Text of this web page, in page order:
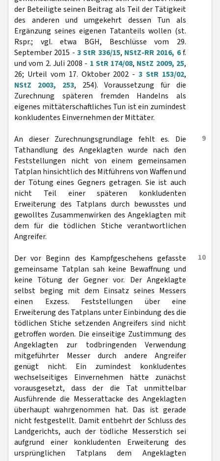
der Beteiligte seinen Beitrag als Teil der Tätigkeit
des anderen und umgekehrt dessen Tun als
Ergänzung seines eigenen Tatanteils wollen (st.
Rspr.; vgl. etwa BGH, Beschlüsse vom 29.
September 2015 - 3 StR 336/15, NStZ-RR 2016, 6f.
und vom 2. Juli 2008 - 1 StR 174/08, NStZ 2009, 25,
26; Urteil vom 17. Oktober 2002 -3 StR 153/02,
NStZ 2003, 253, 254). Voraussetzung für die
Zurechnung späteren fremden Handelns als
eigenes mittäterschaftliches Tun ist ein zumindest
konkludentes Einvernehmen der Mittäter.
9
An dieser Zurechnungsgrundlage fehlt es. Die
Tathandlung des Angeklagten wurde nach den
Feststellungen nicht von einem gemeinsamen
Tatplan hinsichtlich des Mitführens von Waffen und
der Tötung eines Gegners getragen. Sie ist auch
nicht Teil einer späteren konkludenten
Erweiterung des Tatplans durch bewusstes und
gewolltes Zusammenwirken des Angeklagten mit
dem für die tödlichen Stiche verantwortlichen
Angreifer.
10
Der vor Beginn des Kampfgeschehens gefasste
gemeinsame Tatplan sah keine Bewaffnung und
keine Tötung der Gegner vor. Der Angeklagte
selbst beging mit dem Einsatz seines Messers
einen Exzess. Feststellungen über eine
Erweiterung des Tatplans unter Einbindung des die
tödlichen Stiche setzenden Angreifers sind nicht
getroffen worden. Die einseitige Zustimmung des
Angeklagten zur todbringenden Verwendung
mitgeführter Messer durch andere Angreifer
genügt nicht. Ein zumindest konkludentes
wechselseitiges Einvernehmen hätte zunächst
vorausgesetzt, dass der die Tat unmittelbar
Ausführende die Messerattacke des Angeklagten
überhaupt wahrgenommen hat. Das ist gerade
nicht festgestellt. Damit entbehrt der Schluss des
Landgerichts, auch der tödliche Messerstich sei
aufgrund einer konkludenten Erweiterung des
ursprünglichen Tatplans dem Angeklagten